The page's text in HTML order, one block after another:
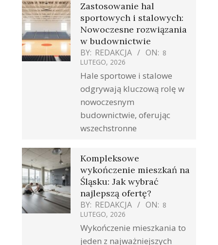
Zastosowanie hal
sportowych i stalowych:
Nowoczesne rozwiązania
w budownictwie
BY: REDAKCJA ON: 8
LUTEGO, 2026
Hale sportowe i stalowe
odgrywają kluczową rolę w
nowoczesnym
budownictwie, oferując
wszechstronne
Kompleksowe
wykończenie mieszkań na
Śląsku: Jak wybrać
najlepszą ofertę?
BY: REDAKCJA ON: 8
LUTEGO, 2026
Wykończenie mieszkania to
jeden z najważniejszych